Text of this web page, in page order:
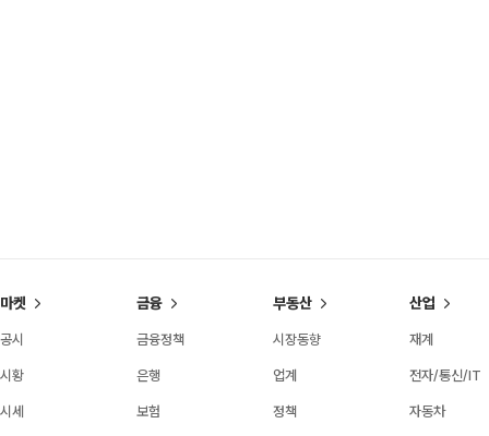
마켓
공시
시황
시세
금융
금융정책
은행
보험
부동산
시장동향
업계
정책
산업
재계
전자/통신/IT
자동차